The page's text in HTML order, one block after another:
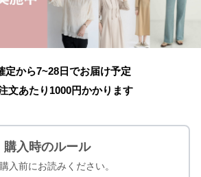
定から7~28日でお届け予定
文あたり 1000円かかります
購入時のルール
入前にお読みください。